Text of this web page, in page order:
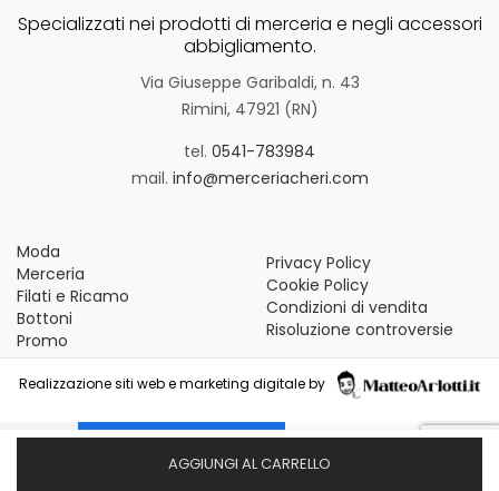
AGGIUNGI AL CARRELLO
Specializzati nei prodotti di merceria e negli accessori
abbigliamento.
Via Giuseppe Garibaldi, n. 43
Rimini, 47921 (RN)
tel. 0541-783984
mail. info@merceriacheri.com
Moda
Merceria
Filati e Ricamo
Bottoni
Promo
Privacy Policy
Cookie Policy
Condizioni di vendita
Risoluzione controversie
Realizzazione siti web e marketing digitale by